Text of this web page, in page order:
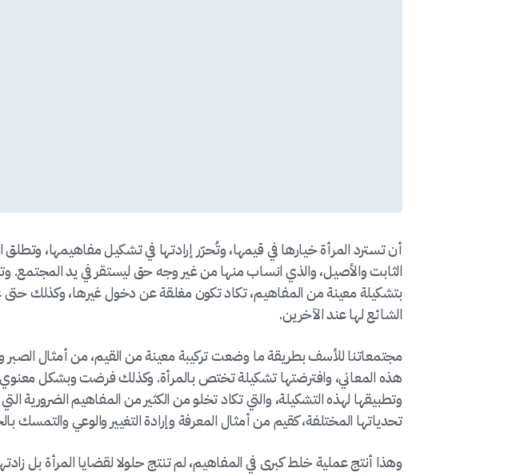
أن تسترد المرأة خيارها في قيمها، وتُحرّر إرادتها في تشكيل مفاهيمها،
الثابت والأصيل، والذي انساب منها من غير وجه حق ليستقر في يد المجتمع.
بتشكيلة معينة من المفاهيم، تكاد تكون مغلقة عن دخول غيرها، وكذلك
الشائع لها عند الآخرين.
مجتمعاتنا للأسف بطريقة ما وضعت تركيبة معينة من القيم، من أمثال
هذه المعاني، وافترضتها تشكيلة تختص بالمرأة. وكذلك فرضت وبشكل
وتطبيقها لهذه التشكيلة، والتي تكاد تخلو من الكثير من المفاهيم الضرورية
تحدياتها المختلفة، كقيم من أمثال المعرفة وإرادة التغيير والوعي والتمسك
وهذا أنتج عملية خلط كبرى في المفاهيم، لم تنتج حلولا لقضايا المرأة بل